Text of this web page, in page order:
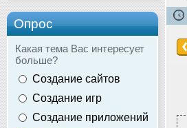
Опрос
Какая тема Вас интересует
больше?
Создание сайтов
Создание игр
Создание приложений